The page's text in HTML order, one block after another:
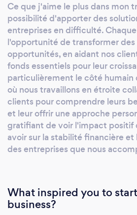
Ce que j'aime le plus dans mon
possibilité d'apporter des
entreprises en difficulté.
l'opportunité de transformer
opportunités, en aidant nos
fonds essentiels pour leur
particulièrement le côté humain
où nous travaillons en étroite
clients pour comprendre leurs
et leur offrir une approche
gratifiant de voir l'impact positif
avoir sur la stabilité financière
des entreprises que nous
What inspired you to
business?